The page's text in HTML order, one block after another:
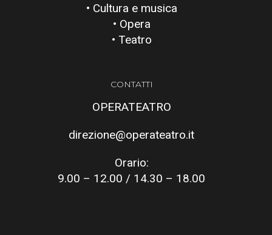
• Cultura e musica
• Opera
• Teatro
CONTATTI
OPERATEATRO
direzione@operateatro.it
Orario:
9.00 – 12.00 / 14.30 – 18.00